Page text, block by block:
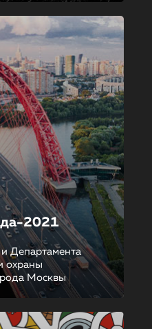
2021
Департамента
охраны
Москвы